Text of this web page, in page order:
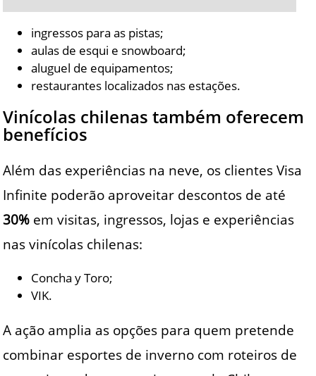
ingressos para as pistas;
aulas de esqui e snowboard;
aluguel de equipamentos;
restaurantes localizados nas estações.
Vinícolas chilenas também oferecem
benefícios
Além das experiências na neve, os clientes Visa
Infinite poderão aproveitar descontos de até
30% em visitas, ingressos, lojas e experiências
nas vinícolas chilenas:
Concha y Toro;
VIK.
A ação amplia as opções para quem pretende
combinar esportes de inverno com roteiros de